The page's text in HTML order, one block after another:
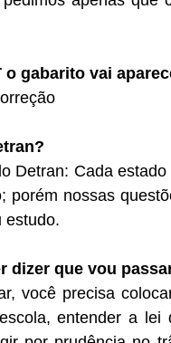
gabarito vai
Detran: Cada
nossas
estudo.
dizer que vou
você precisa
entender a